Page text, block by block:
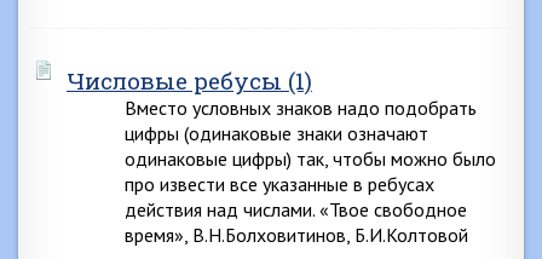
Числовые ребусы (1)
Вместо условных знаков надо подобрать
цифры (одинаковые знаки означают
одинаковые цифры) так, чтобы можно было
про извести все указанные в ребусах
действия над числами. «Твое свободное
время», В.Н.Болховитинов, Б.И.Колтовой